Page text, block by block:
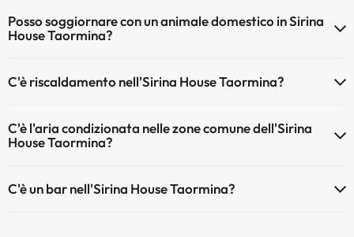
Posso soggiornare con un animale domestico in Sirina
House Taormina?
richiesta e pagamento diretto in hotel). Verifica le condizioni.
C'è riscaldamento nell'Sirina House Taormina?
comuni
C'è l'aria condizionata nelle zone comune dell'Sirina
House Taormina?
comuni.
C'è un bar nell'Sirina House Taormina?